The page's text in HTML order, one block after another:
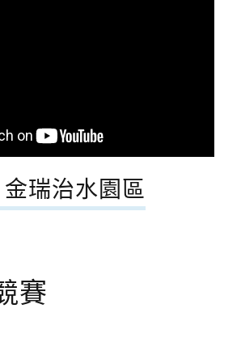
瑞治水園區
賽